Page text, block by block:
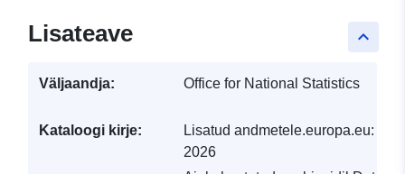
keyboard_arrow_up
Lisateave
Väljaandja: Office for National Statistics
Kataloogi kirje: Lisatud andmetele.europa.eu:
2026